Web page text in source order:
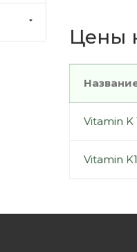
Цены
Vitamin K
Vitamin